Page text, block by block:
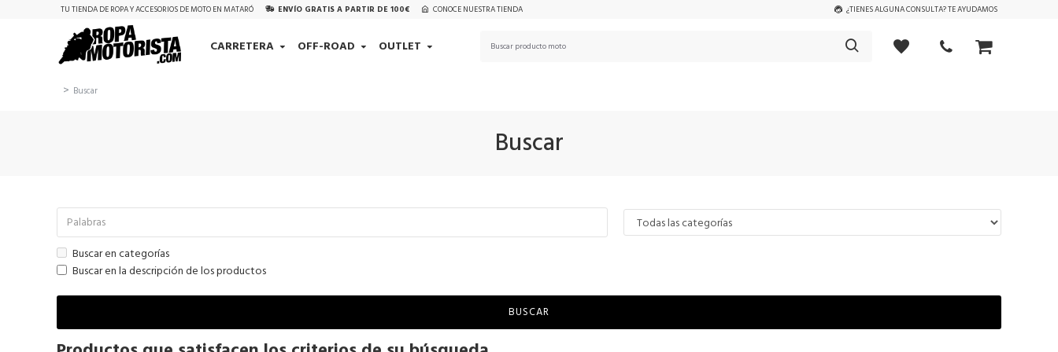
TU TIENDA DE ROPA Y ACCESORIOS DE MOTO EN MATARÓ ENVÍO GRATIS A PARTIR DE 100€ CONOCE NUESTRA TIENDA ¿TIENES ALGUNA CONSULTA? TE AYUDAMOS
CARRETERA OFF-ROAD OUTLET
Buscar
Buscar
Buscar en categorías
Buscar en la descripción de los productos
BUSCAR